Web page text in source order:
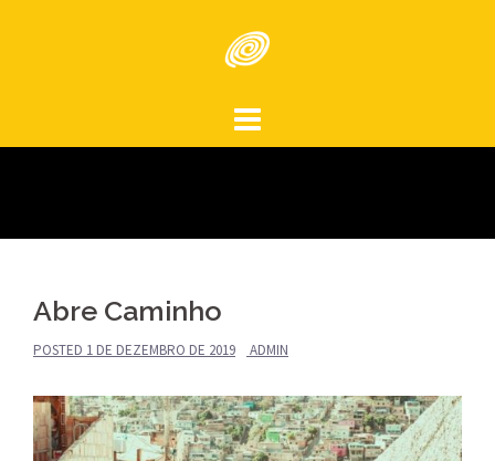
Abre Caminho
POSTED 1 DE DEZEMBRO DE 2019 ADMIN